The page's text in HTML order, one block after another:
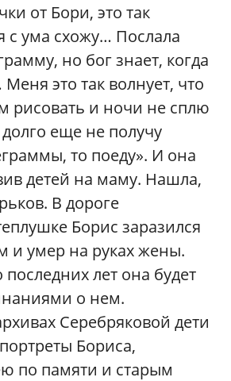
от Бори, это так
с ума схожу… Послала
но бог знает, когда
это так волнует, что
рисовать и ночи не сплю
еще не получу
то поеду». И она
детей на маму. Нашла,
В дороге
Борис заразился
и умер на руках жены.
лет она будет
о нем.
Серебряковой дети
Бориса,
по памяти и старым